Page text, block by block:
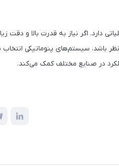
دارد. اگر نیاز به قدرت بالا و دقت
باشد، سیستم‌های پنوماتیکی
در صنایع مختلف کمک می‌کند.